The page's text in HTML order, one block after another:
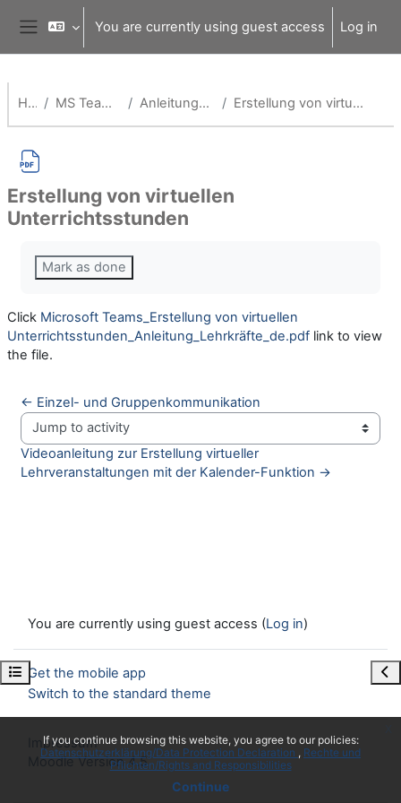
Skip to main content
If you continue browsing this website, you agree to our policies:
Datenschutzerklärung/Data Protection Declaration
Rechte und
Pflichten/Rights and Responsibilities
Continue
Side panel
You are currently using guest access Log in
Open course index
Home MS Teams für Schulen Anleitungen für Lehrende Erstellung von virtuellen Unterrichtsstunden
Erstellung von virtuellen
Unterrichtsstunden
Mark as done
Click Microsoft Teams_Erstellung von virtuellen
Unterrichtsstunden_Anleitung_Lehrkräfte_de.pdf link to view
the file.
← Einzel- und Gruppenkommunikation
Jump to activity
Videoanleitung zur Erstellung virtueller
Lehrveranstaltungen mit der Kalender-Funktion →
You are currently using guest access (Log in)
Get the mobile app
Switch to the standard theme
Impressum
Moodle Version 4.5